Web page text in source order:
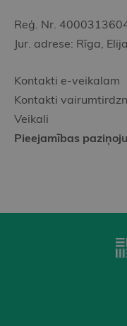
Reģ. Nr.
Jur. adrese: Rīga,
Kontakti e-veikalam
Kontakti
Veikali
Pieejamības